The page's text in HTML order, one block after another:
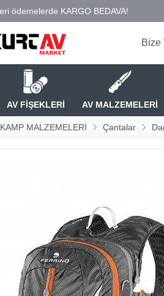
Bize
AV FİŞEKLERİ AV MALZEMELERİ
KAMP MALZEMELERİ Çantalar